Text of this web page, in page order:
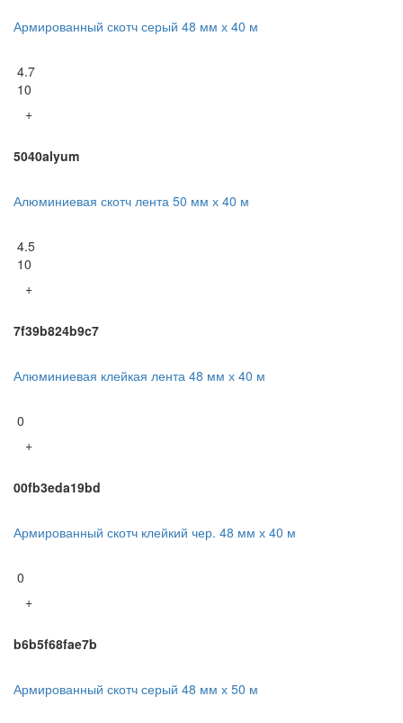
Армированный скотч серый 48 мм х 40 м
4.7
10
+
5040alyum
Алюминиевая скотч лента 50 мм х 40 м
4.5
10
+
7f39b824b9c7
Алюминиевая клейкая лента 48 мм х 40 м
0
+
00fb3eda19bd
Армированный скотч клейкий чер. 48 мм х 40 м
0
+
b6b5f68fae7b
Армированный скотч серый 48 мм х 50 м